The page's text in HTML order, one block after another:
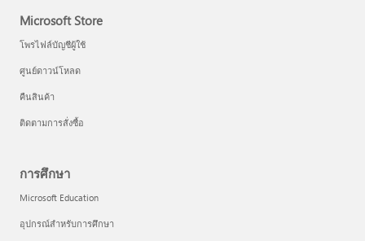
Microsoft Store
โพรไฟล์บัญชีผู้ใช้
ศูนย์ดาวน์โหลด
คืนสินค้า
ติดตามการสั่งซื้อ
การศึกษา
Microsoft Education
อุปกรณ์สำหรับการศึกษา